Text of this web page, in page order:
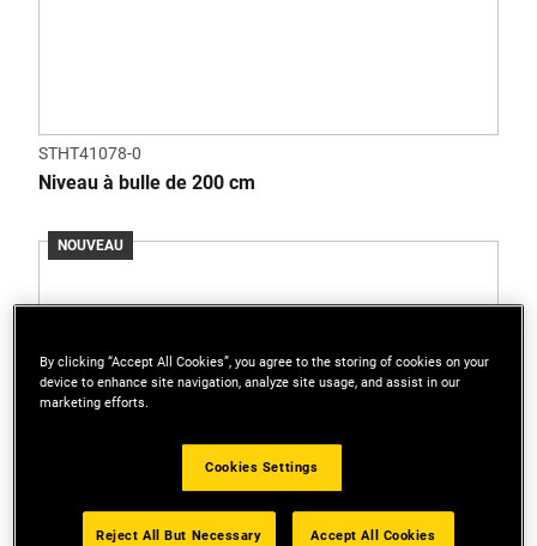
STHT41078-0
Niveau à bulle de 200 cm
NOUVEAU
By clicking “Accept All Cookies”, you agree to the storing of cookies on your
device to enhance site navigation, analyze site usage, and assist in our
marketing efforts.
Cookies Settings
Reject All But Necessary Accept All Cookies